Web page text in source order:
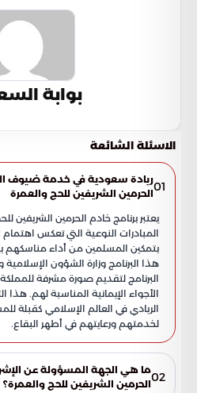
بوابة
الاسئلة الشائعة
01ريادة سعودية في خدمة ضيوف
الحرمين الشريفين للحج والعمرة
يعتبر برنامج خادم الحرمين الشريفين
المبادرات النوعية التي تعكس اهتمام
بتمكين المسلمين من أداء
هذا البرنامج وزارة الشؤون
البرنامج لتقديم صورة مشرفة للمملكة
الأجواء الإيمانية المناسبة لهم. هذا
الريادي في العالم الإسلامي كقبلة
لخدمتهم ورعايتهم في أطهر البقاع.
02ما هي الجهة المسؤولة عن
الحرمين الشريفين للحج والعمرة؟